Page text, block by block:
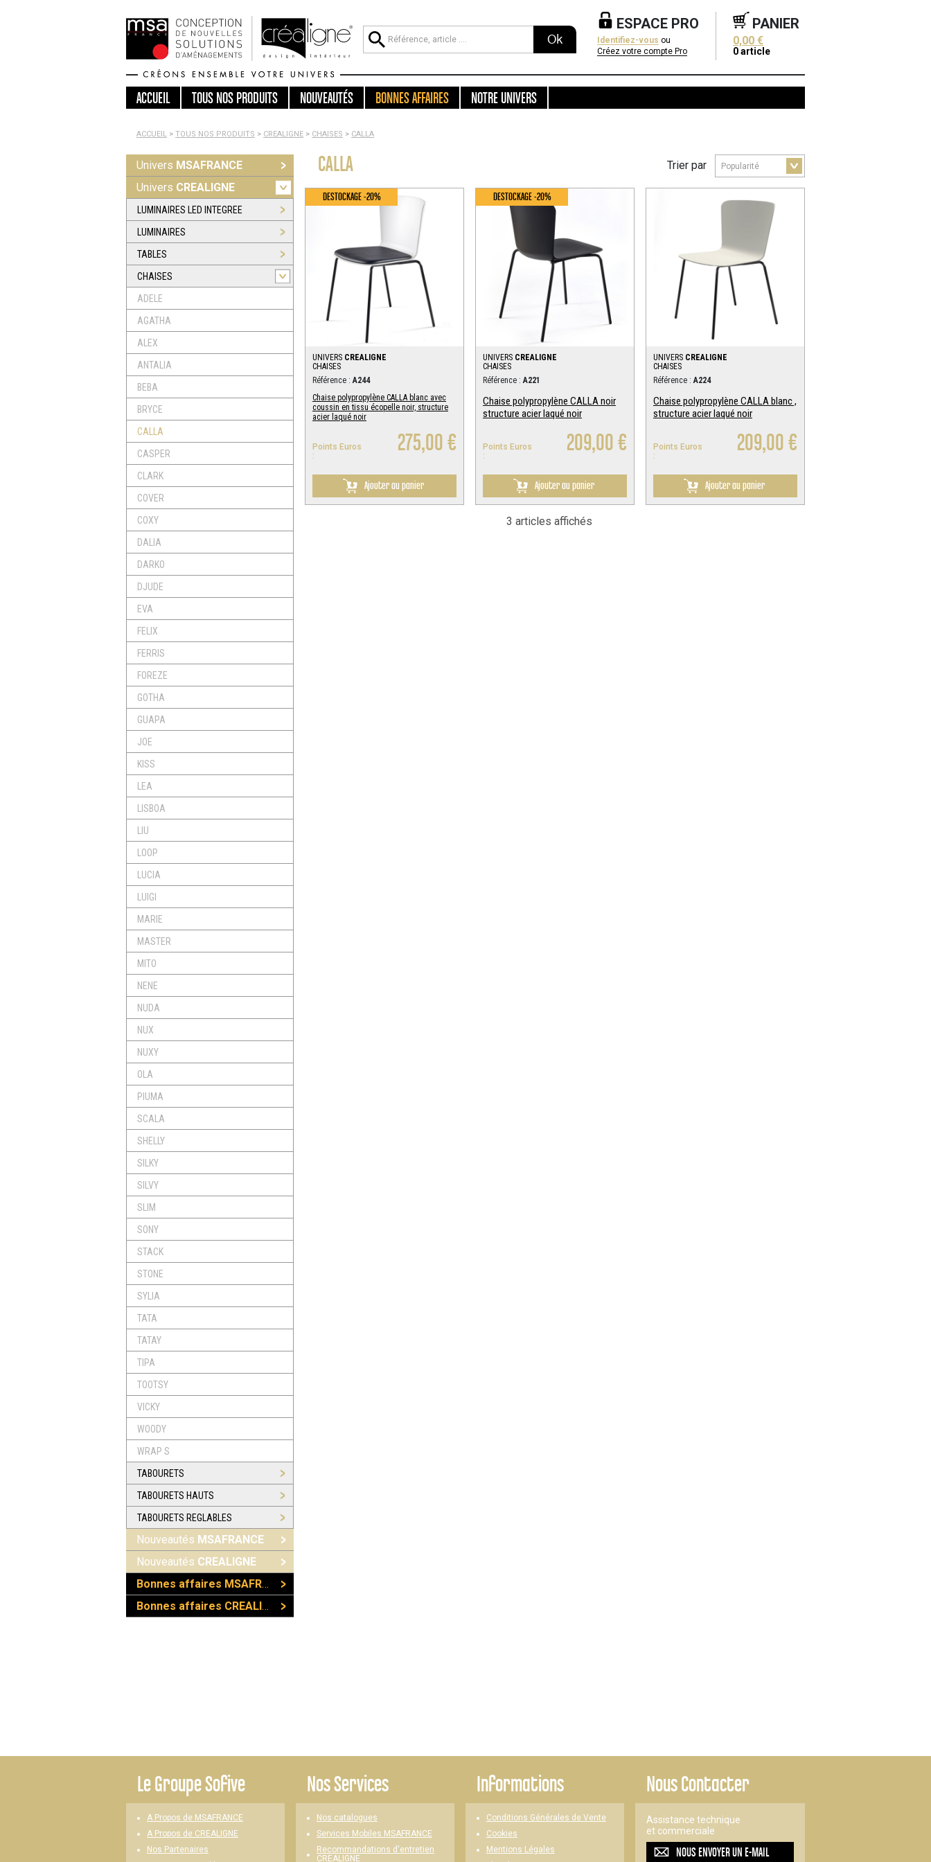
Ok
ESPACE PRO
Identifiez-vous ou
Créez votre compte Pro
PANIER
0,00 €
0article
ACCUEIL TOUSNOS PRODUITS NOUVEAUTÉS BONNES AFFAIRES NOTRE UNIVERS
ACCUEIL > TOUS NOS PRODUITS > CREALIGNE > CHAISES > CALLA
Univers MSAFRANCE
Univers CREALIGNE
LUMINAIRES LED INTEGREE
LUMINAIRES
TABLES
CHAISES
ADELE
AGATHA
ALEX
ANTALIA
BEBA
BRYCE
CALLA
CASPER
CLARK
COVER
COXY
DALIA
DARKO
DJUDE
EVA
FELIX
FERRIS
FOREZE
GOTHA
GUAPA
JOE
KISS
LEA
LISBOA
LIU
LOOP
LUCIA
LUIGI
MARIE
MASTER
MITO
NENE
NUDA
NUX
NUXY
OLA
PIUMA
SCALA
SHELLY
SILKY
SILVY
SLIM
SONY
STACK
STONE
SYLIA
TATA
TATAY
TIPA
TOOTSY
VICKY
WOODY
WRAP S
TABOURETS
TABOURETS HAUTS
TABOURETS REGLABLES
Nouveautés MSAFRANCE
Nouveautés CREALIGNE
Bonnes affaires MSAFRANCE
Bonnes affaires CREALIGNE
CALLA Trier par
DESTOCKAGE -20%
UNIVERS CREALIGNE
CHAISES
Référence : A244
Chaise polypropylène CALLA blanc avec
coussin en tissu écopelle noir, structure
acier laqué noir
Points Euros
:
275,00 €
Ajouter au panier
DESTOCKAGE -20%
UNIVERS CREALIGNE
CHAISES
Référence : A221
Chaise polypropylène CALLA noir
structure acier laqué noir
Points Euros
:
209,00 €
Ajouter au panier
UNIVERS CREALIGNE
CHAISES
Référence : A224
Chaise polypropylène CALLA blanc ,
structure acier laqué noir
Points Euros
:
209,00 €
Ajouter au panier
3 articles affichés
LeGroupe Sofive
A Propos de MSAFRANCE
A Propos de CREALIGNE
Nos Partenaires
Nos Services
Nos catalogues
Services Mobiles MSAFRANCE
Recommandations d'entretien
CREALIGNE
Informations
Conditions Générales de Vente
Cookies
Mentions Légales
Nous Contacter
Assistance technique
et commerciale
NOUS ENVOYER UNE-MAIL